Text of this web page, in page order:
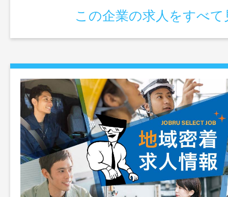
い。 【変
囲：変更なし】この企業の求人をすべて